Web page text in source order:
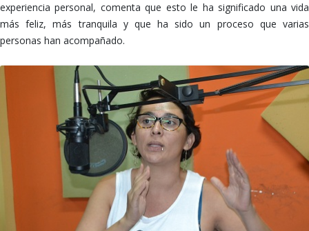
experiencia personal, comenta que esto le ha significado una vida
más feliz, más tranquila y que ha sido un proceso que varias
personas han acompañado.